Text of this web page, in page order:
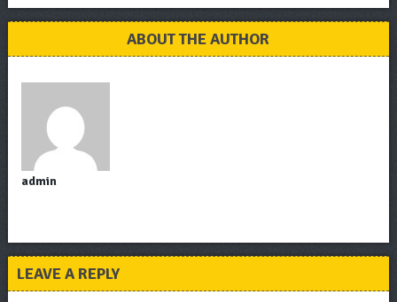
ABOUT THE AUTHOR
admin
LEAVE A REPLY